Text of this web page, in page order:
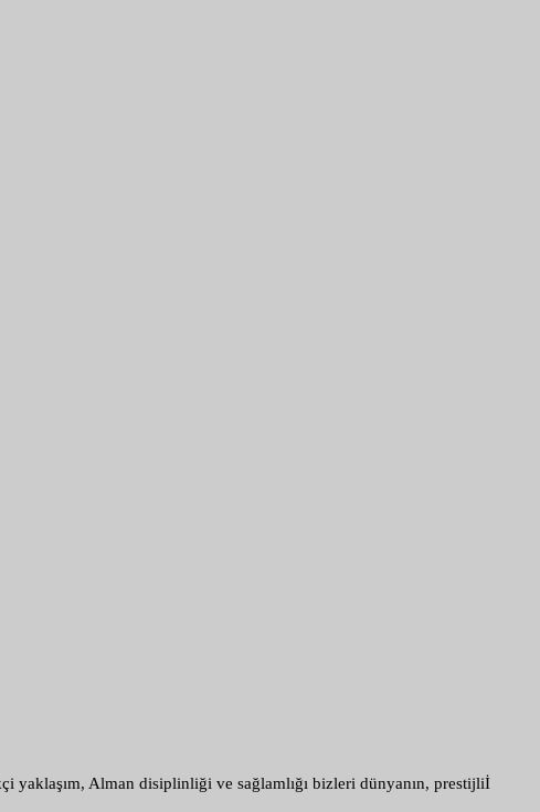
yaklaşım, Alman disiplinliği ve sağlamlığı bizleri dünyanın, prestijliİ